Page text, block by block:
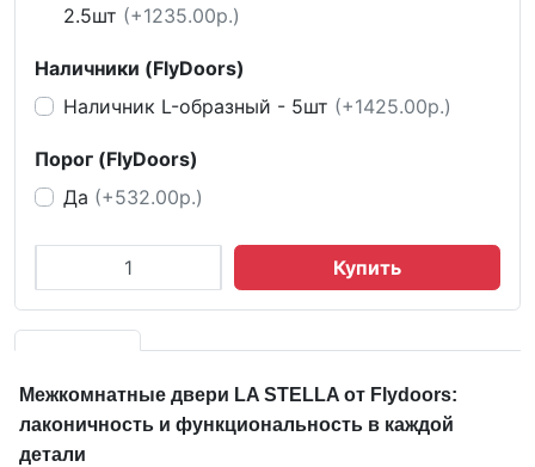
2.5шт (+1235.00р.)
Наличники (FlyDoors)
Наличник L-образный - 5шт (+1425.00р.)
Порог (FlyDoors)
Да (+532.00р.)
Купить
Межкомнатные двери LA STELLA от Flydoors:
лаконичность и функциональность в каждой
детали